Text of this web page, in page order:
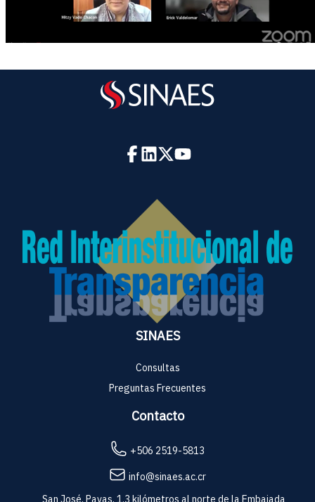
SINAES
Consultas
Preguntas Frecuentes
Contacto
+506 2519-5813
info@sinaes.ac.cr
San José, Pavas, 1.3 kilómetros al norte de la Embajada